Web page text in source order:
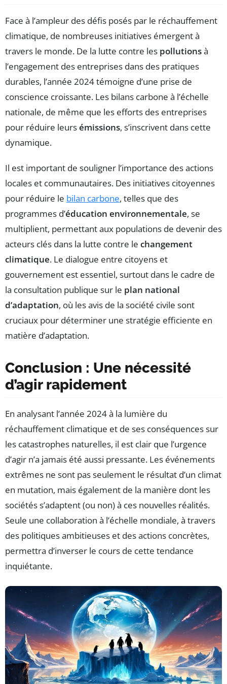
Face à l’ampleur des défis posés par le réchauffement
climatique, de nombreuses initiatives émergent à
travers le monde. De la lutte contre les pollutionsà
l’engagement des entreprises dans des pratiques
durables, l’année 2024 témoigne d’une prise de
conscience croissante. Les bilans carbone à l’échelle
nationale, de même que les efforts des entreprises
pour réduire leursémissions, s’inscrivent dans cette
dynamique.
Il est important de souligner l’importance des actions
locales et communautaires. Des initiatives citoyennes
pour réduire le bilan carbone, telles que des
programmes d’éducation environnementale, se
multiplient, permettant aux populations de devenir des
acteurs clés dans la lutte contre le changement
climatique. Le dialogue entre citoyens et
gouvernement est essentiel, surtout dans le cadre de
la consultation publique sur le plan national
d’adaptation, où les avis de la société civile sont
cruciaux pour déterminer une stratégie efficiente en
matière d’adaptation.
Conclusion : Une nécessité
d’agir rapidement
En analysant l’année 2024 à la lumière du
réchauffement climatique et de ses conséquences sur
les catastrophes naturelles, il est clair que l’urgence
d’agir n’a jamais été aussi pressante. Les événements
extrêmes ne sont pas seulement le résultat d’un climat
en mutation, mais également de la manière dont les
sociétés s’adaptent (ou non) à ces nouvelles réalités.
Seule une collaboration à l’échelle mondiale, à travers
des politiques ambitieuses et des actions concrètes,
permettra d’inverser le cours de cette tendance
inquiétante.